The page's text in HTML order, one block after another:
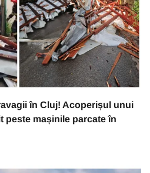
în Cluj! Acoperișul unui
peste mașinile parcate în